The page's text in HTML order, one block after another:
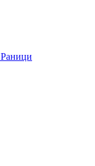
Раници